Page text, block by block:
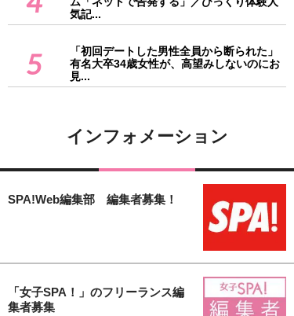
気記...
5
「初回デートした男性全員から断られた」
有名大卒34歳女性が、高望みしないのにお
見...
インフォメーション
SPA!Web編集部 編集者募集！
「女子SPA！」のフリーランス編
集者募集